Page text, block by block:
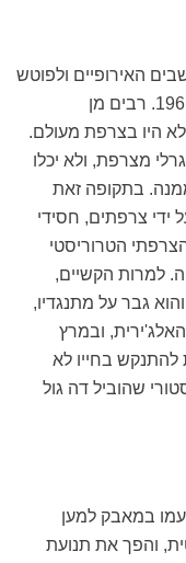
האירופיים ולפוטש
הגנרלים הצרפתיים באלג'יריה באפריל 1961. רבים מן
היו בצרפת מעולם.
מצרפת, ולא יכלו
בתקופה זאת
ידי צרפתים, חסידי
הטרוריסטי
למרות הקשיים,
גבר על מתנגדיו,
ובמרץ
להתנקש בחייו לא
שהוביל דה גול
עמו במאבק למען
והפך את תנועת